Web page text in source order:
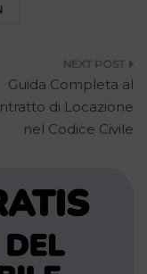
Guida Completa al
di Locazione
nel Codice Civile